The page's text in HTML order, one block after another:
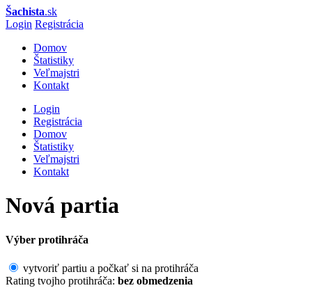
Šachista.sk
Login Registrácia
Domov
Štatistiky
Veľmajstri
Kontakt
Login
Registrácia
Domov
Štatistiky
Veľmajstri
Kontakt
Nová partia
Výber protihráča
vytvoriť partiu a počkať si na protihráča
Rating tvojho protihráča: bez obmedzenia